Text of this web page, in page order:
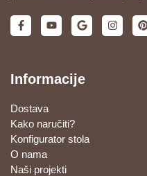
Informacije
Dostava
Kako naručiti?
Konfigurator stola
O nama
Naši projekti